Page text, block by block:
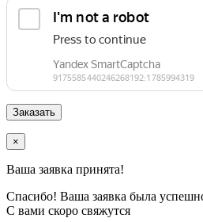
×
Ваша заявка принята!
Спасибо! Ваша заявка была
С вами скоро свяжутся